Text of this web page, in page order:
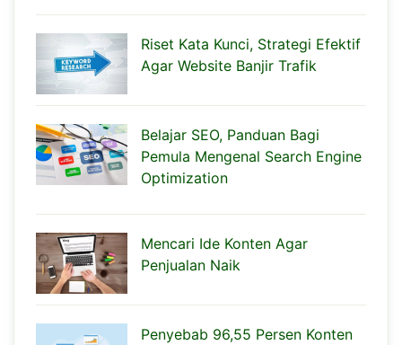
Riset Kata Kunci, Strategi Efektif
Agar Website Banjir Trafik
Belajar SEO, Panduan Bagi
Pemula Mengenal Search Engine
Optimization
Mencari Ide Konten Agar
Penjualan Naik
Penyebab 96,55 Persen Konten